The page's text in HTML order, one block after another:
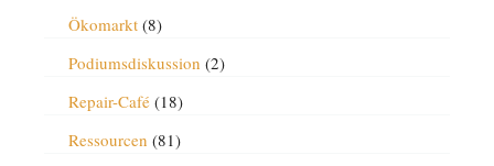
Ökomarkt(8)
Podiumsdiskussion (2)
Repair-Café(18)
Ressourcen (81)